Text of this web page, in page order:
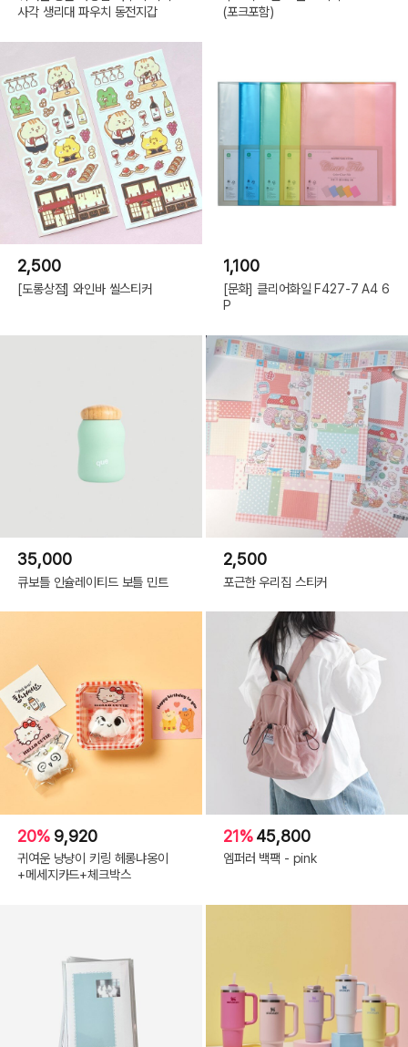
사각 생리대 파우치 동전지갑
(포크포함)
2,500
[도롱상점] 와인바 씰스티커
1,100
[문화] 클리어화일 F427-7 A4 6
P
35,000
큐보틀 인슐레이티드 보틀 민트
2,500
포근한 우리집 스티커
20% 9,920
귀여운 냥냥이 키링 헤롱냐옹이
+메세지카드+체크박스
21%45,800
엠퍼러 백팩 - pink